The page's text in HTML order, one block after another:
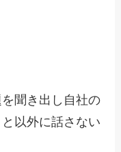
聞き出し自社の
以外に話さない